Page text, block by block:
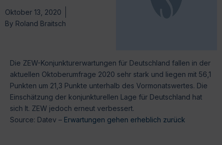
Oktober 13, 2020
By Roland Braitsch
Die ZEW-Konjunkturerwartungen für Deutschland fallen in der
aktuellen Oktoberumfrage 2020 sehr stark und liegen mit 56,1
Punkten um 21,3 Punkte unterhalb des Vormonatswertes. Die
Einschätzung der konjunkturellen Lage für Deutschland hat
sich lt. ZEW jedoch erneut verbessert.
Source: Datev – Erwartungen gehen erheblich zurück